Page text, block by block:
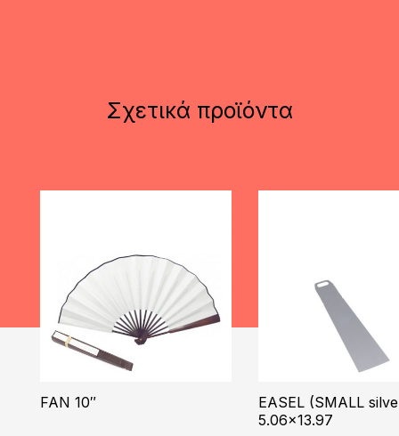
Σχετικά προϊόντα
FAN 10″
EASEL (SMALL
5.06×13.97